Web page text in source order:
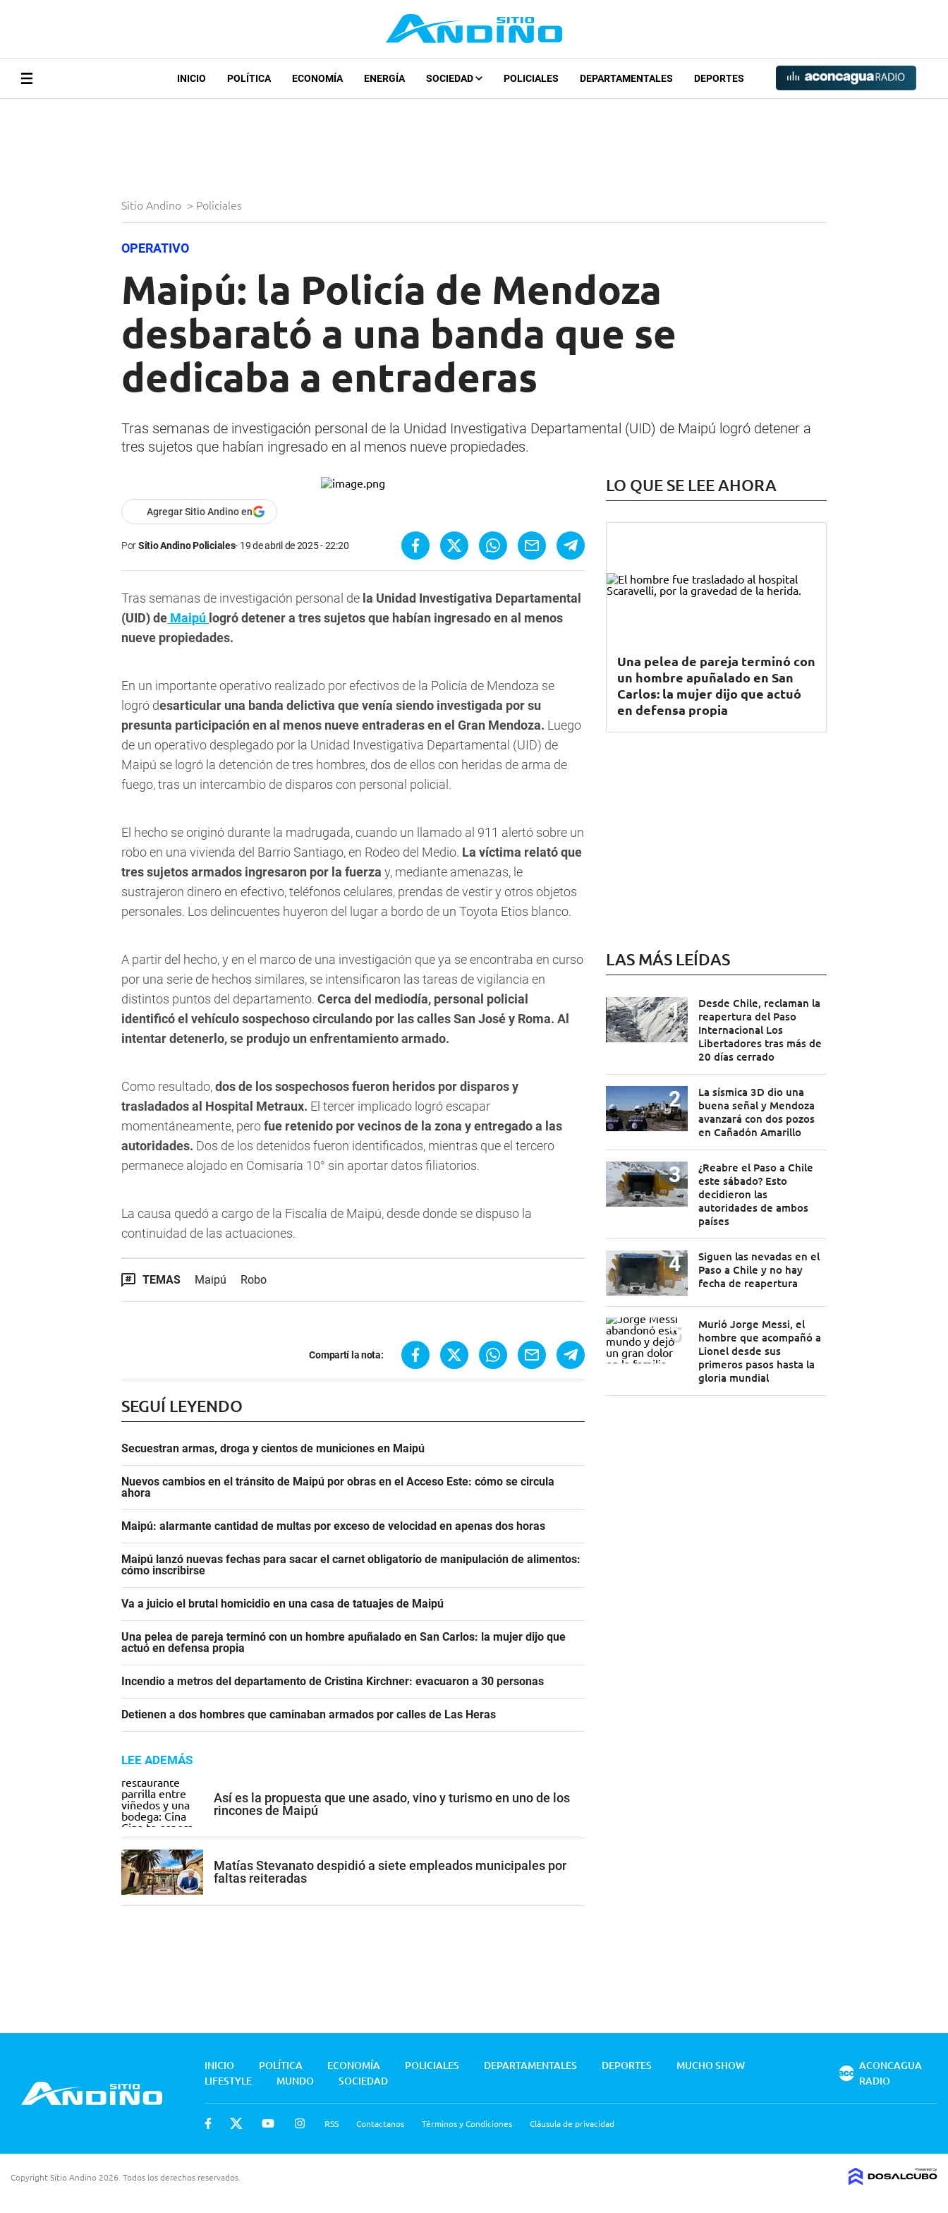
INICIO POLÍTICA ECONOMÍA ENERGÍA SOCIEDAD POLICIALES DEPARTAMENTALES DEPORTES
Sitio Andino > Policiales
OPERATIVO
Maipú: la Policía de Mendoza
desbarató a una banda que se
dedicaba a entraderas
Tras semanas de investigación personal de la Unidad Investigativa Departamental (UID) de Maipú logró detener a
tres sujetos que habían ingresado en al menos nueve propiedades.
Agregar Sitio Andino en
PorSitio Andino Policiales 19 de abril de 2025 - 22:20
Tras semanas de investigación personal de la Unidad Investigativa Departamental
(UID) de Maipú logró detener a tres sujetos que habían ingresado en al menos
nueve propiedades.
En un importante operativo realizado por efectivos de la Policía de Mendoza se
logró desarticular una banda delictiva que venía siendo investigada por su
presunta participación en al menos nueve entraderas en el Gran Mendoza. Luego
de un operativo desplegado por la Unidad Investigativa Departamental (UID) de
Maipú se logró la detención de tres hombres, dos de ellos con heridas de arma de
fuego, tras un intercambio de disparos con personal policial.
El hecho se originó durante la madrugada, cuando un llamado al 911 alertó sobre un
robo en una vivienda del Barrio Santiago, en Rodeo del Medio. La víctima relató que
tres sujetos armados ingresaron por la fuerza y, mediante amenazas, le
sustrajeron dinero en efectivo, teléfonos celulares, prendas de vestir y otros objetos
personales. Los delincuentes huyeron del lugar a bordo de un Toyota Etios blanco.
A partir del hecho, y en el marco de una investigación que ya se encontraba en curso
por una serie de hechos similares, se intensificaron las tareas de vigilancia en
distintos puntos del departamento. Cerca del mediodía, personal policial
identificó el vehículo sospechoso circulando por las calles San José y Roma. Al
intentar detenerlo, se produjo un enfrentamiento armado.
Como resultado,dos de los sospechosos fueron heridos por disparos y
trasladados al Hospital Metraux. El tercer implicado logró escapar
momentáneamente, perofue retenido por vecinos de la zona y entregado a las
autoridades. Dos de los detenidos fueron identificados, mientras que el tercero
permanece alojado en Comisaría 10° sin aportar datos filiatorios.
La causa quedó a cargo de la Fiscalía de Maipú, desde donde se dispuso la
continuidad de las actuaciones.
TEMAS Maipú Robo
Compartí la nota:
SEGUÍ LEYENDO
Secuestran armas, droga y cientos de municiones en Maipú
Nuevos cambios en el tránsito de Maipú por obras en el Acceso Este: cómo se circula
ahora
Maipú: alarmante cantidad de multas por exceso de velocidad en apenas dos horas
Maipú lanzó nuevas fechas para sacar el carnet obligatorio de manipulación de alimentos:
cómo inscribirse
Va a juicio el brutal homicidio en una casa de tatuajes de Maipú
Una pelea de pareja terminó con un hombre apuñalado en San Carlos: la mujer dijo que
actuó en defensa propia
Incendio a metros del departamento de Cristina Kirchner: evacuaron a 30 personas
Detienen a dos hombres que caminaban armados por calles de Las Heras
LEE ADEMÁS
Así es la propuesta que une asado, vino y turismo en uno de los
rincones de Maipú
Matías Stevanato despidió a siete empleados municipales por
faltas reiteradas
LO QUE SE LEE AHORA
Una pelea de pareja terminó con
un hombre apuñalado en San
Carlos: la mujer dijo que actuó
en defensa propia
LAS MÁS LEÍDAS
Desde Chile, reclaman la
reapertura del Paso
Internacional Los
Libertadores tras más de
20 días cerrado
La sísmica 3D dio una
buena señal y Mendoza
avanzará con dos pozos
en Cañadón Amarillo
¿Reabre el Paso a Chile
este sábado? Esto
decidieron las
autoridades de ambos
países
Siguen las nevadas en el
Paso a Chile y no hay
fecha de reapertura
Murió Jorge Messi, el
hombre que acompañó a
Lionel desde sus
primeros pasos hasta la
gloria mundial
INICIO POLÍTICA ECONOMÍA POLICIALES DEPARTAMENTALES DEPORTES
MUCHO SHOW
LIFESTYLE
MUNDO SOCIEDAD
RSS Contactanos Términos y Condiciones Cláusula de privacidad
ACONCAGUA
RADIO
Copyright Sitio Andino 2026. Todos los derechos reservados.